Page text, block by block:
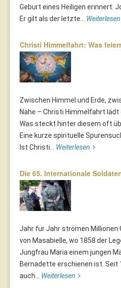
Geburt eines Heiligen erinnert:
Er gilt als der letzte... Weiterlesen
Christi Himmelfahrt: Was
Zwischen Himmel und Erde,
Nähe – Christi Himmelfahrt lädt
Was steckt hinter diesem oft
Eine kurze spirituelle
Ist Christi... Weiterlesen
Die 65. Internationale
Jahr für Jahr strömen Millionen
von Masabielle, wo 1858 der
Jungfrau Maria einem jungen
Bernadette erschienen ist. Seit
auch... Weiterlesen